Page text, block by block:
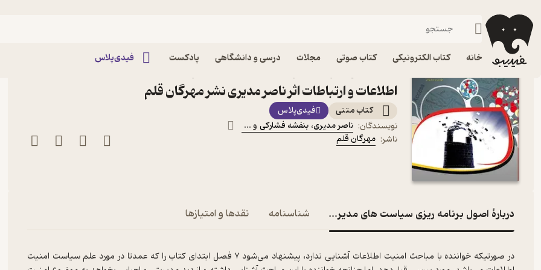
خانه کتاب الکترونیکی کتاب صوتی مجلات درسی و دانشگاهی پادکست فیدی‌پلاس
فیدیبو کتاب الکترونیکی
اطلاعات و ارتباطات اثر ناصر مدیری نشر مهرگان قلم
کتاب متنی
فیدی‌پلاس
نویسندگان: ناصر مدیری، بنفشه فشارکی و ...
ناشر: مهرگان قلم
دربارۀ اصول برنامه ریزی سیاست های مدیریت امنیت اطلاعات و ارتباطات
شناسنامه نقدها و امتیازها
در صورتیکه خواننده با مباحث امنیت اطلاعات آشنایی ندارد، پیشنهاد می‌شود ۷ فصل ابتدای کتاب را که عمدتا در مورد علم سیاست امنیت